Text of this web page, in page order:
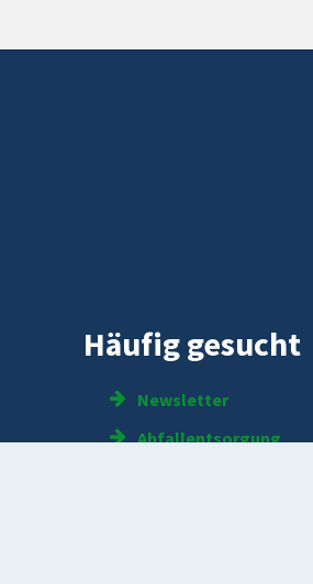
Häufig gesucht
Newsletter
Abfallentsorgung